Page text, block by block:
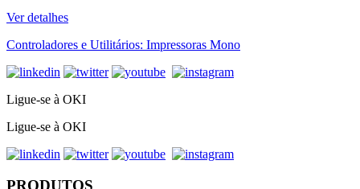
Ver detalhes
Controladores e Utilitários: Impressoras Mono
Ligue-se à OKI
Ligue-se à OKI
PRODUTOS